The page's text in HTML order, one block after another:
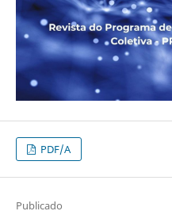
PDF/A
Publicado